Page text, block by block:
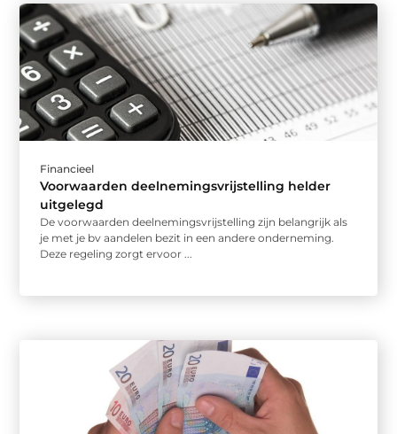
Financieel
Voorwaarden deelnemingsvrijstelling helder
uitgelegd
De voorwaarden deelnemingsvrijstelling zijn belangrijk als
je met je bv aandelen bezit in een andere onderneming.
Deze regeling zorgt ervoor ...